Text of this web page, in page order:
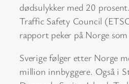
dødsulykker med 20
Traffic Safety Council
rapport peker på Norge
Sverige følger etter Norge
million innbyggere. Også i